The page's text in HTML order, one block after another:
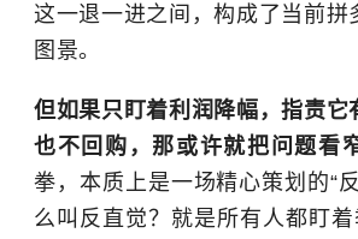
这一退一进之间，构成了当前拼
图景。
但如果只盯着利润降幅，指责它
也不回购，那或许就把问题看
拳，本质上是一场精心策划的“
么叫反直觉？就是所有人都盯